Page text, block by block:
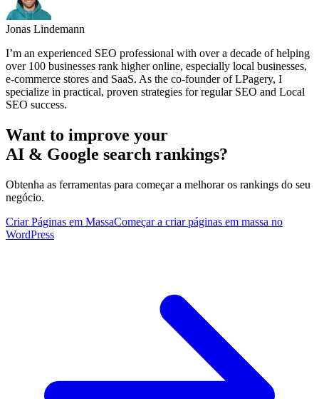
Jonas Lindemann
I’m an experienced SEO professional with over a decade of helping
over 100 businesses rank higher online, especially local businesses,
e-commerce stores and SaaS. As the co-founder of LPagery, I
specialize in practical, proven strategies for regular SEO and Local
SEO success.
Want to improve your
AI & Google search rankings?
Obtenha as ferramentas para começar a melhorar os rankings do seu
negócio.
Criar Páginas em MassaComeçar a criar páginas em massa no
WordPress